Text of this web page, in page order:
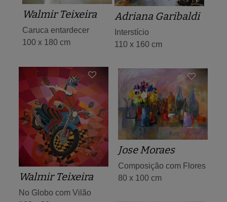
Adriana Garibaldi
Interstício
110 x 160 cm
Walmir Teixeira
Caruca entardecer
100 x 180 cm
Walmir Teixeira
No Globo com Vilão
Jose Moraes
Composição com Flores
80 x 100 cm